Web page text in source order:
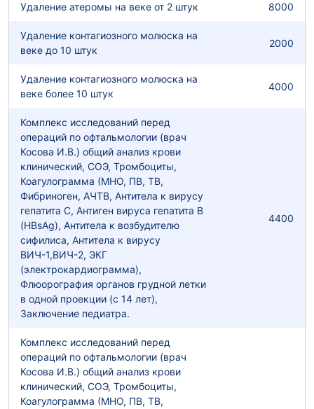
Удаление атеромы на веке от 2 штук 8000
Удаление контагиозного молюска на
веке до 10 штук
2000
Удаление контагиозного молюска на
веке более 10 штук
4000
Комплекс исследований перед
операций по офтальмологии (врач
Косова И.В.) общий анализ крови
клинический, СОЭ, Тромбоциты,
Коагулограмма (МНО, ПВ, ТВ,
Фибриноген, АЧТВ, Антитела к вирусу
гепатита С, Антиген вируса гепатита В
(HBsAg), Антитела к возбудителю
сифилиса, Антитела к вирусу
ВИЧ-1,ВИЧ-2, ЭКГ
(электрокардиограмма),
Флюорография органов грудной летки
в одной проекции (с 14 лет),
Заключение педиатра.
4400
Комплекс исследований перед
операций по офтальмологии (врач
Косова И.В.) общий анализ крови
клинический, СОЭ, Тромбоциты,
Коагулограмма (МНО, ПВ, ТВ,